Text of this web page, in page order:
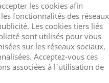
875G
PANIER
les cookies afin
fonctionnalités des réseaux
Les cookies tiers liés
sont utilisés pour vous
sur les réseaux sociaux,
Acceptez-vous ces
associées à l'utilisation de